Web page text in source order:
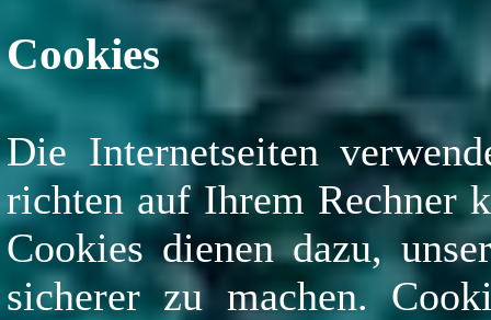
Cookies
Die Internetseiten
richten auf Ihrem Rechner
Cookies dienen dazu,
sicherer zu machen.